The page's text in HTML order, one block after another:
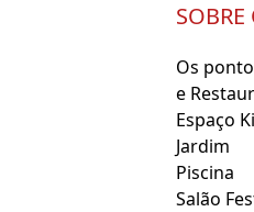
Os
e
Espaço
Jardim
Piscina
Salão